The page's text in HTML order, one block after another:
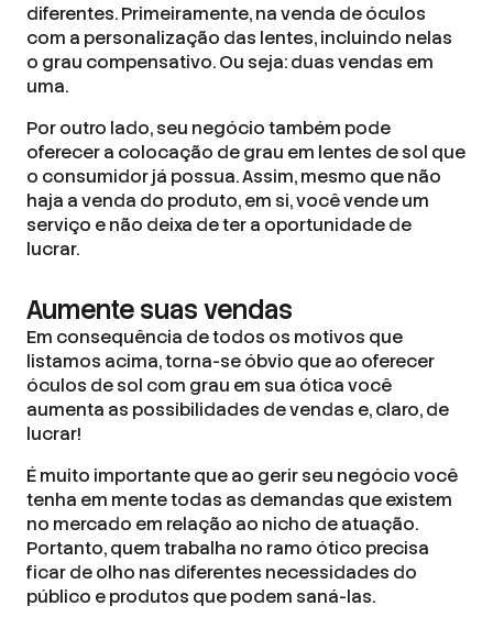
diferentes. Primeiramente, na venda de óculos
com a personalização das lentes, incluindo nelas
o grau compensativo. Ou seja: duas vendas em
uma.
Por outro lado, seu negócio também pode
oferecer a colocação de grau em lentes de sol que
o consumidor já possua. Assim, mesmo que não
haja a venda do produto, em si, você vende um
serviço e não deixa de ter a oportunidade de
lucrar.
Aumente suas vendas
Em consequência de todos os motivos que
listamos acima, torna-se óbvio que ao oferecer
óculos de sol com grau em sua ótica você
aumenta as possibilidades de vendas e, claro, de
lucrar!
É muito importante que ao gerir seu negócio você
tenha em mente todas as demandas que existem
no mercado em relação ao nicho de atuação.
Portanto, quem trabalha no ramo ótico precisa
ficar de olho nas diferentes necessidades do
público e produtos que podem saná-las.